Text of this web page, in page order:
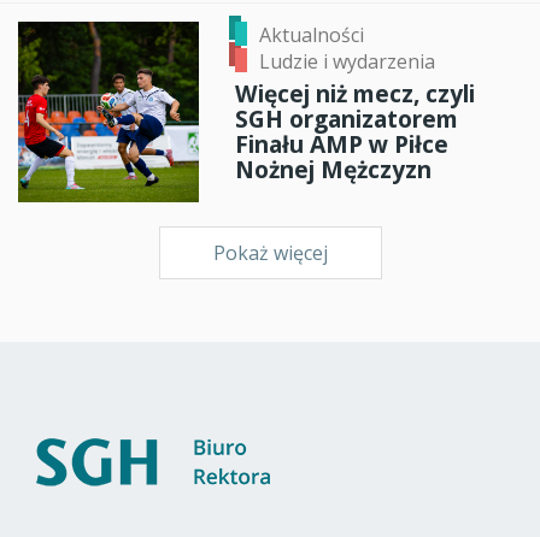
Aktualności
Ludzie i wydarzenia
Więcej niż mecz, czyli
SGH organizatorem
Finału AMP w Piłce
Nożnej Mężczyzn
Pokaż więcej